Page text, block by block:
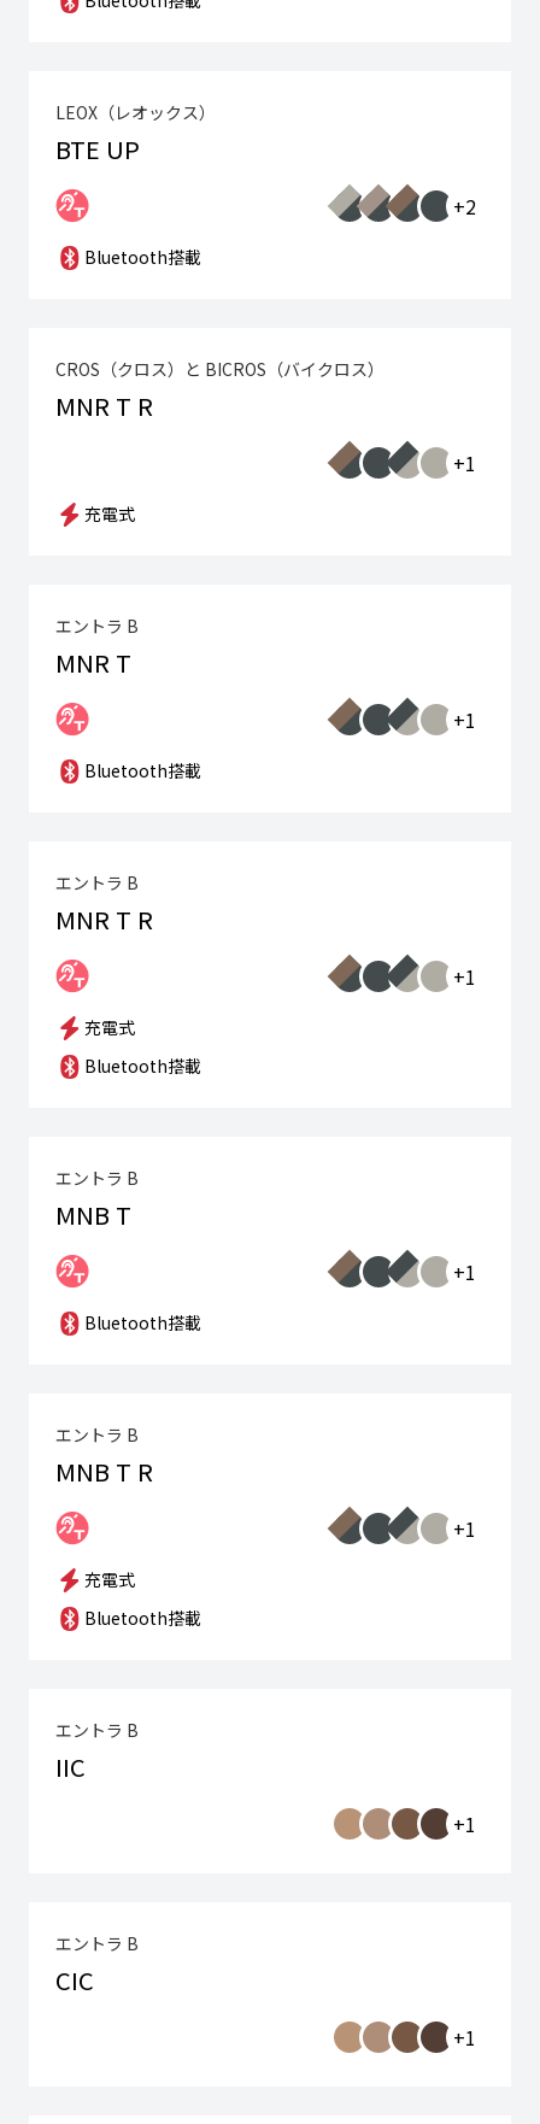
LEOX（レオックス）
BTE UP
+2
Bluetooth搭載
CROS（クロス）と BICROS（バイクロス）
MNR T R
+1
充電式
エントラ B
MNR T
+1
Bluetooth搭載
エントラ B
MNR T R
+1
充電式
Bluetooth搭載
エントラ B
MNB T
+1
Bluetooth搭載
エントラ B
MNB T R
+1
充電式
Bluetooth搭載
エントラ B
IIC
+1
エントラ B
CIC
+1